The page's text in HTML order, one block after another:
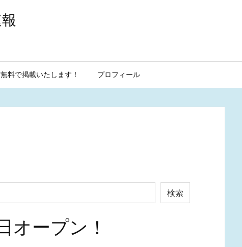
料で掲載いたします！ プロフィール
検索
ープン！